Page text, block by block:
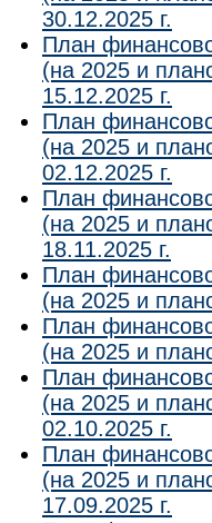
30.12.2025 г.
План
(на 2025 и
15.12.2025 г.
План
(на 2025 и
02.12.2025 г.
План
(на 2025 и
18.11.2025 г.
План
(на 2025 и
План
(на 2025 и
План
(на 2025 и
02.10.2025 г.
План
(на 2025 и
17.09.2025 г.